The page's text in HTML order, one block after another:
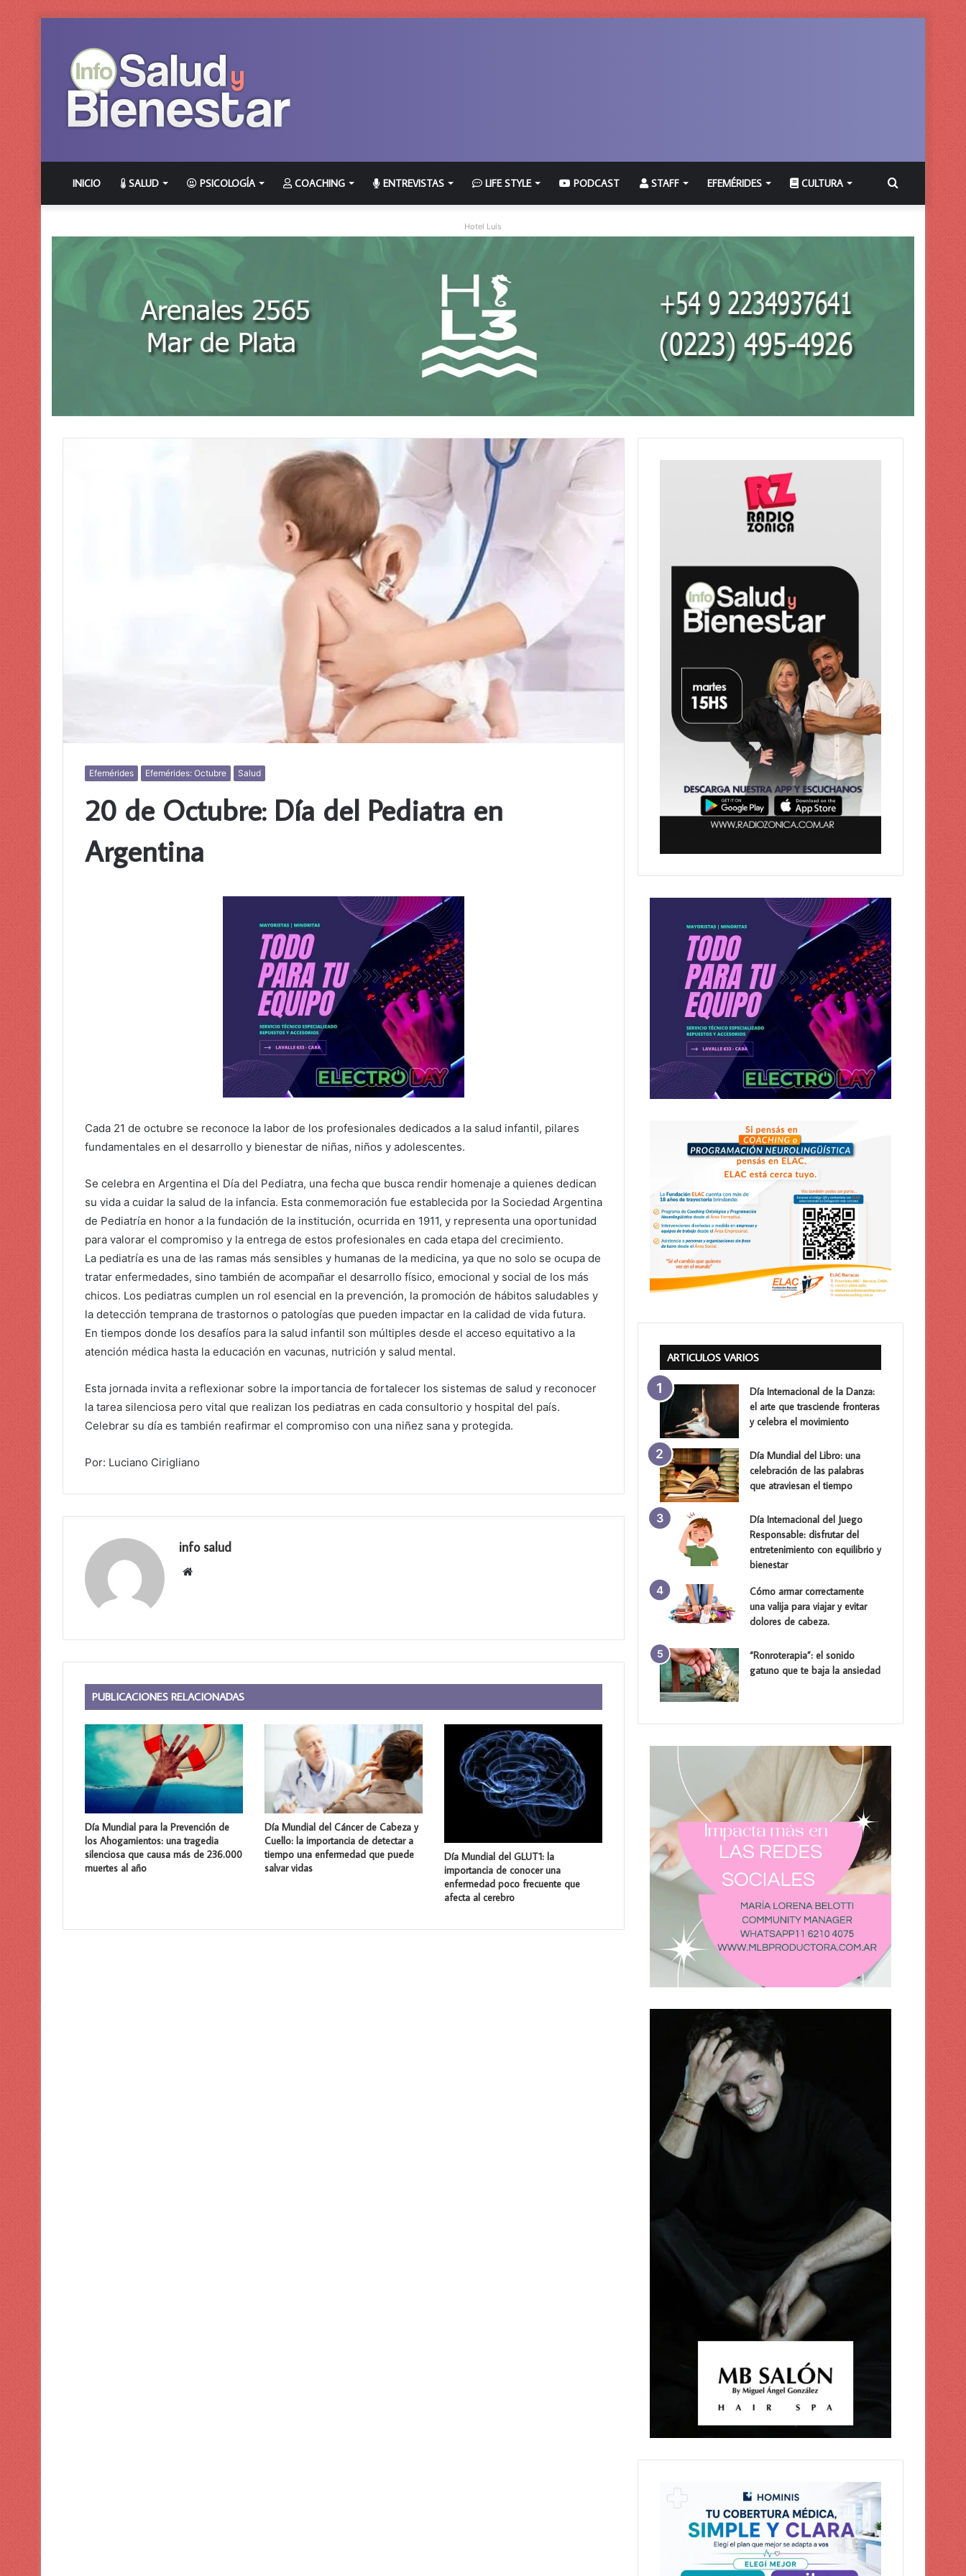
INICIO SALUD PSICOLOGÍA COACHING ENTREVISTAS LIFE STYLE PODCAST STAFF EFEMÉRIDES CULTURA Buscar
Hotel Luis
Efemérides Efemérides: Octubre Salud
20 de Octubre: Día del Pediatra en
Argentina
Cada 21 de octubre se reconoce la labor de los profesionales dedicados a la salud infantil, pilares
fundamentales en el desarrollo y bienestar de niñas, niños y adolescentes.
Se celebra en Argentina el Día del Pediatra, una fecha que busca rendir homenaje a quienes dedican
su vida a cuidar la salud de la infancia. Esta conmemoración fue establecida por la Sociedad Argentina
de Pediatría en honor a la fundación de la institución, ocurrida en 1911, y representa una oportunidad
para valorar el compromiso y la entrega de estos profesionales en cada etapa del crecimiento.
La pediatría es una de las ramas más sensibles y humanas de la medicina, ya que no solo se ocupa de
tratar enfermedades, sino también de acompañar el desarrollo físico, emocional y social de los más
chicos. Los pediatras cumplen un rol esencial en la prevención, la promoción de hábitos saludables y
la detección temprana de trastornos o patologías que pueden impactar en la calidad de vida futura.
En tiempos donde los desafíos para la salud infantil son múltiples desde el acceso equitativo a la
atención médica hasta la educación en vacunas, nutrición y salud mental.
Esta jornada invita a reflexionar sobre la importancia de fortalecer los sistemas de salud y reconocer
la tarea silenciosa pero vital que realizan los pediatras en cada consultorio y hospital del país.
Celebrar su día es también reafirmar el compromiso con una niñez sana y protegida.
Por: Luciano Cirigliano
info salud
Sitio
PUBLICACIONES RELACIONADAS
Día Mundial para la Prevención de
los Ahogamientos: una tragedia
silenciosa que causa más de 236.000
muertes al año
Día Mundial del Cáncer de Cabeza y
Cuello: la importancia de detectar a
tiempo una enfermedad que puede
salvar vidas
Día Mundial del GLUT1: la
importancia de conocer una
enfermedad poco frecuente que
afecta al cerebro
ARTICULOS VARIOS
Día Internacional de la Danza:
el arte que trasciende fronteras
y celebra el movimiento
Día Mundial del Libro: una
celebración de las palabras
que atraviesan el tiempo
Día Internacional del Juego
Responsable: disfrutar del
entretenimiento con equilibrio y
bienestar
Cómo armar correctamente
una valija para viajar y evitar
dolores de cabeza.
“Ronroterapia”: el sonido
gatuno que te baja la ansiedad